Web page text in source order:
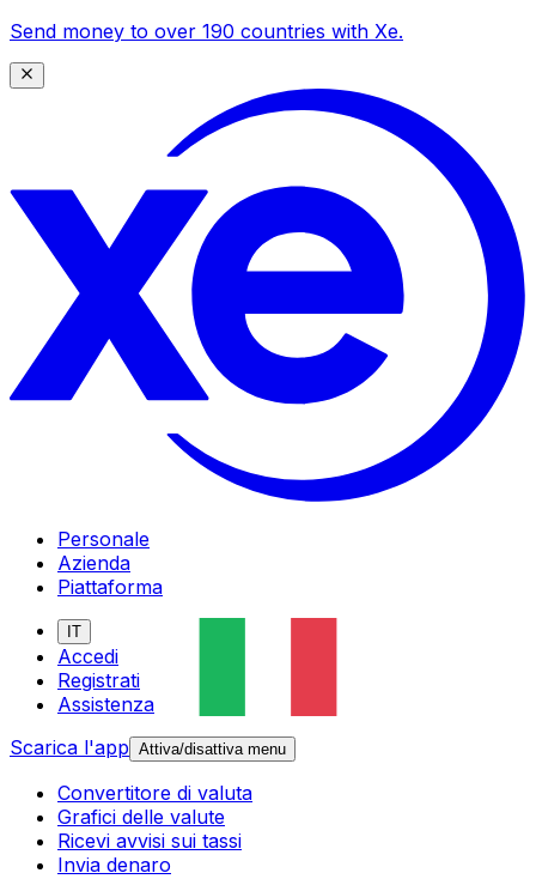
Send money to over 190 countries with Xe.
Personale
Azienda
Piattaforma
IT
Accedi
Registrati
Assistenza
Scarica l'app Attiva/disattiva menu
Convertitore di valuta
Grafici delle valute
Ricevi avvisi sui tassi
Invia denaro